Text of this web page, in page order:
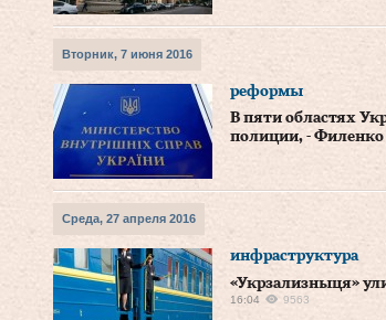
Вторник, 7 июня 2016
реформы
В пяти областях
полиции, - Филенко
Среда, 27 апреля 2016
инфраструктура
«Укрзализныця»
16:04 9563